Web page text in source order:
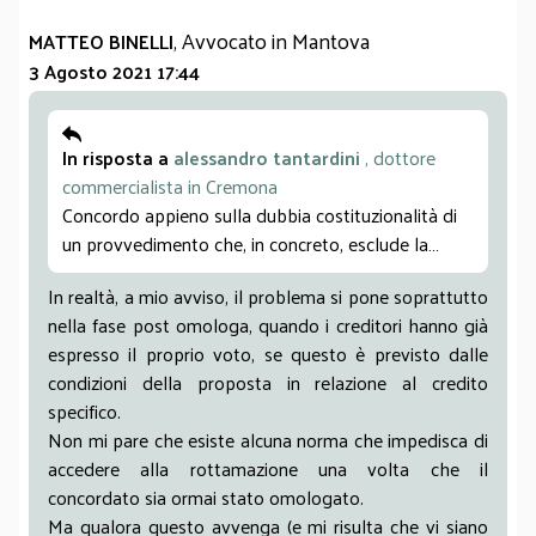
MATTEO BINELLI, Avvocato in Mantova
3 Agosto 2021 17:44
In risposta a alessandro tantardini, dottore
commercialista in Cremona
Concordo appieno sulla dubbia costituzionalità di
un provvedimento che, in concreto, esclude la
platea delle procedure concorsuali dalla possibilità
di aderirvi. Dico ciò perché dubito che, salvo il caso
scolastico del fallimento con solo creditore l’erario,
dovendosi escludere qualsiasi creditore di rango
inferiore posto che la norma prevede che
assurgano a prededuzione anche l’aggio e le spese
che di per sé hanno natura chirografaria, quasi
nessuna procedura potrà aderirvi, ravvisandosi la
convenienza solo in pochissimi casi, laddove la
In realtà, a mio avviso, il problema si pone soprattutto
nella fase post omologa, quando i creditori hanno già
espresso il proprio voto, se questo è previsto dalle
condizioni della proposta in relazione al credito
specifico.
Non mi pare che esiste alcuna norma che impedisca di
accedere alla rottamazione una volta che il
concordato sia ormai stato omologato.
Ma qualora questo avvenga (e mi risulta che vi siano